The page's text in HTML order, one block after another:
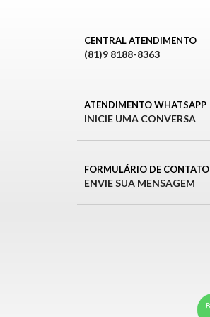
CENTRAL ATENDIMENTO
(81)9 8188-8363
ATENDIMENTO WHATSAPP
INICIE UMA CONVERSA
FORMULÁRIO DE CONTATO
ENVIE SUA MENSAGEM